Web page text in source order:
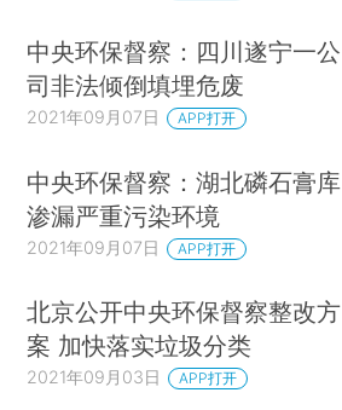
中央环保督察：四川遂宁一公
司非法倾倒填埋危废
2021年09月07日 APP打开
中央环保督察：湖北磷石膏库
渗漏严重污染环境
2021年09月07日 APP打开
北京公开中央环保督察整改方
案 加快落实垃圾分类
2021年09月03日 APP打开